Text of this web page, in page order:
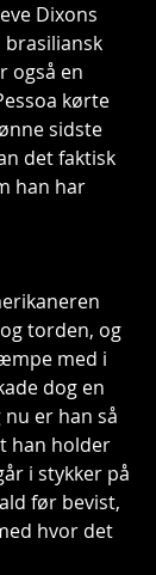
Dixons
brasiliansk
også en
kørte
sidste
det faktisk
han har
torden, og
med i
dog en
er han så
han holder
i stykker på
før bevist,
hvor det